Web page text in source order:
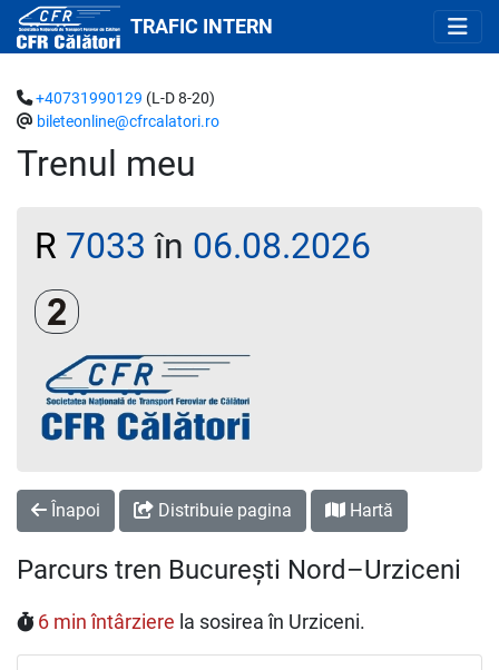
TRAFIC INTERN
Trenul meu
+40731990129 (L-D 8-20)
bileteonline@cfrcalatori.ro
R 7033 în 06.08.2026
Clasa a 2-a
Înapoi Distribuie pagina Hartă
Parcurs tren București Nord–Urziceni
6 min întârziere la sosirea în Urziceni.